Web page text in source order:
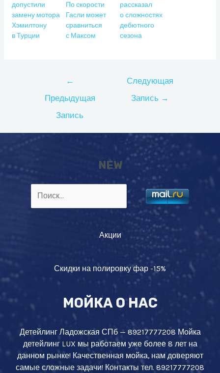
допустили
замену мотора
Хэмилтону
в Турции
По скорости
Гасли может
сравниться
с Максом
рассказал
о сложностях
дебютного
сезона
записям
←
Предыдущая
Запись
Следующая
Запись →
NEW
Акции
Скидки на полировку фар -15%
МОЙКА О НАС
Детейлинг Ладожская СПб — 89217777208 Мойка
детейлинг LUX мы работаем уже более 8 лет на
данном рынке! Качественная мойка, нам доверяют
самые сложные задачи! Контакты тел. 89217777208